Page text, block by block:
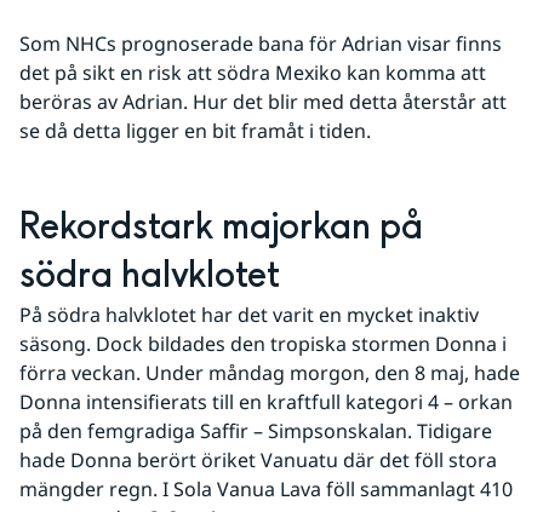
Som NHCs prognoserade bana för Adrian visar finns
det på sikt en risk att södra Mexiko kan komma att
beröras av Adrian. Hur det blir med detta återstår att
se då detta ligger en bit framåt i tiden.
Rekordstark majorkan på
södra halvklotet
På södra halvklotet har det varit en mycket inaktiv
säsong. Dock bildades den tropiska stormen Donna i
förra veckan. Under måndag morgon, den 8 maj, hade
Donna intensifierats till en kraftfull kategori 4 – orkan
på den femgradiga Saffir – Simpsonskalan. Tidigare
hade Donna berört öriket Vanuatu där det föll stora
mängder regn. I Sola Vanua Lava föll sammanlagt 410